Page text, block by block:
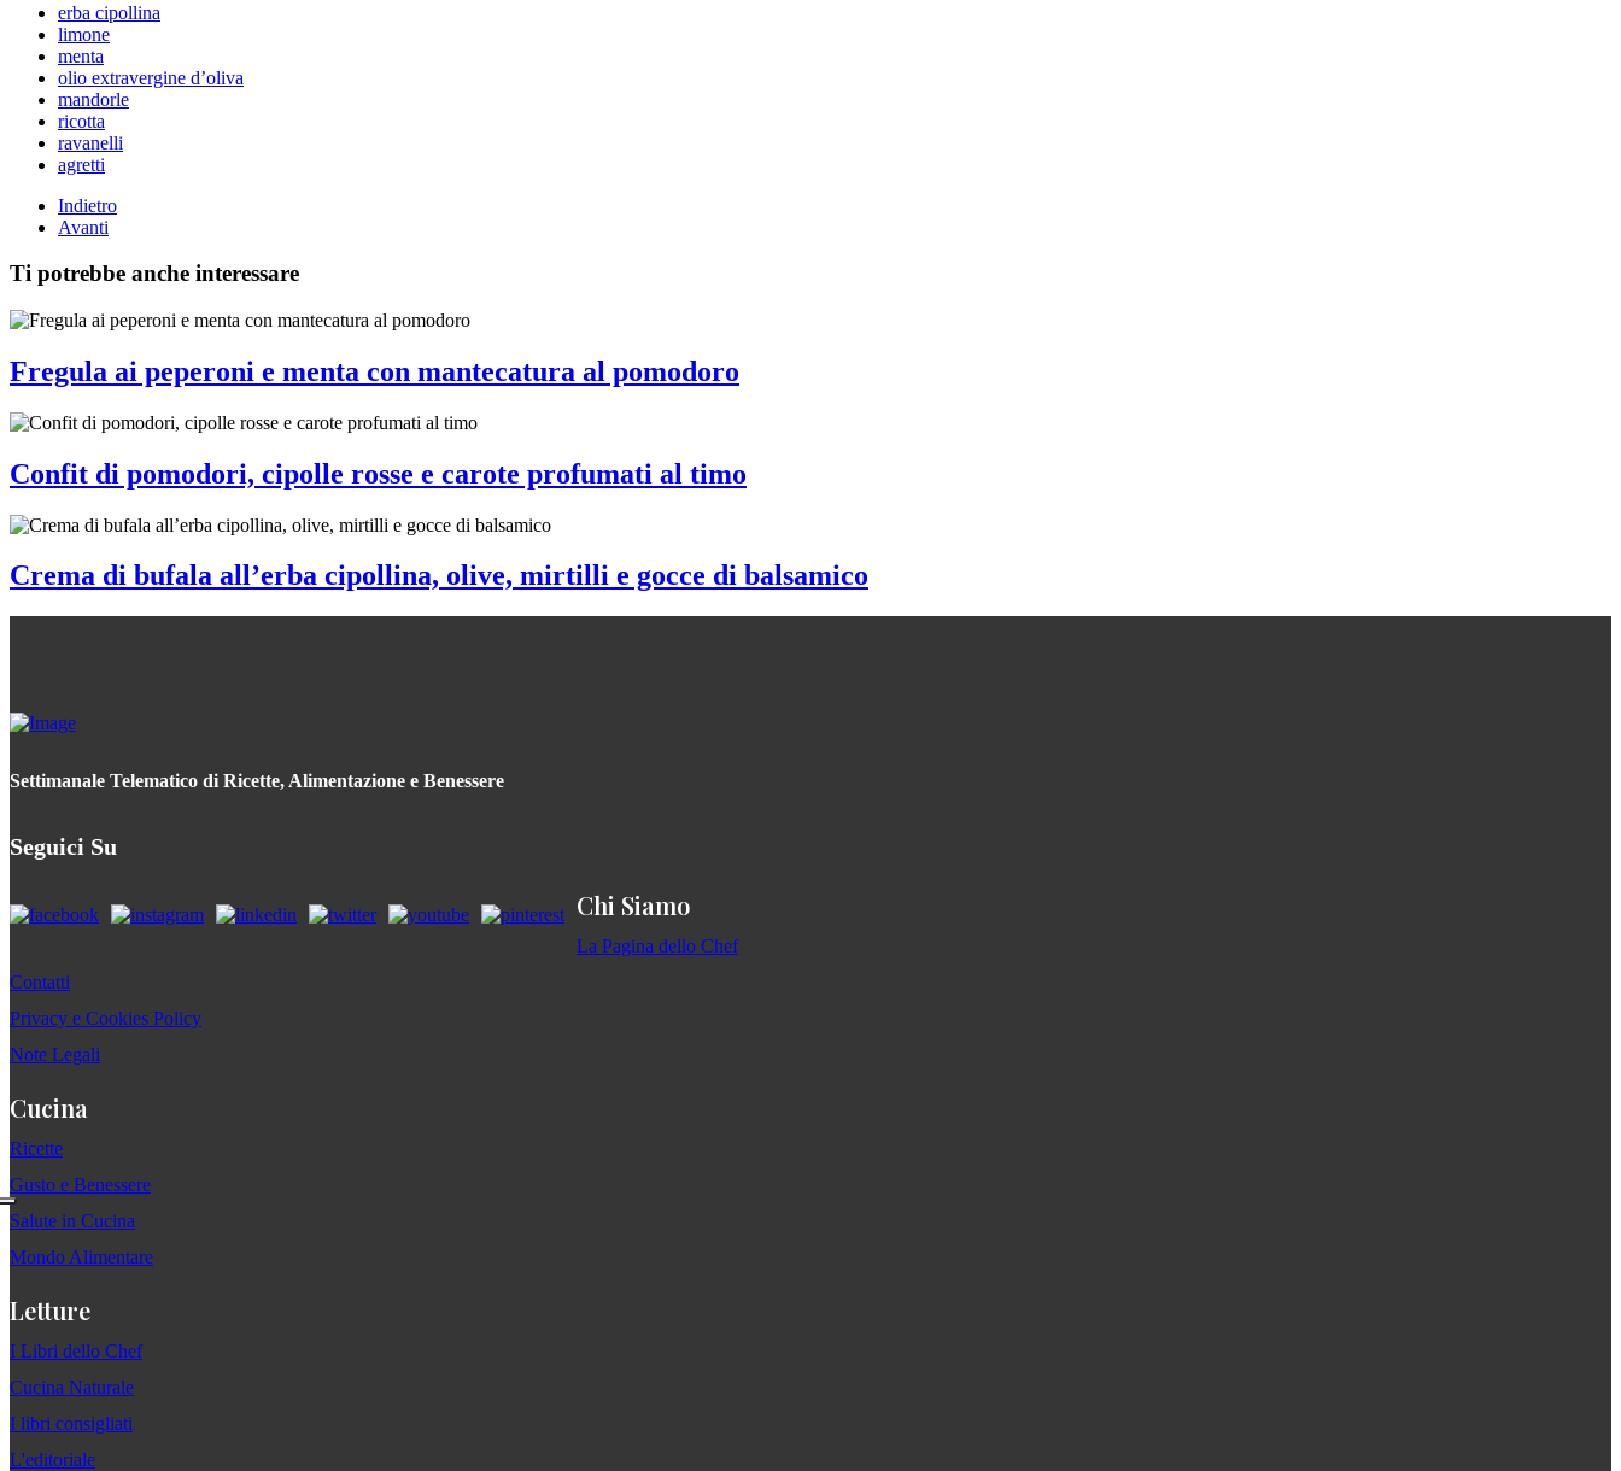
erba cipollina
limone
menta
olio extravergine d’oliva
mandorle
ricotta
ravanelli
agretti
Indietro
Avanti
Ti potrebbe anche interessare
Fregula ai peperoni e menta con mantecatura al pomodoro
Confit di pomodori, cipolle rosse e carote profumati al timo
Crema di bufala all’erba cipollina, olive, mirtilli e gocce di balsamico
Settimanale Telematico di Ricette, Alimentazione e Benessere
Seguici Su
Chi Siamo
La Pagina dello Chef
Contatti
Privacy e Cookies Policy
Note Legali
Cucina
Ricette
Gusto e Benessere
Salute in Cucina
Mondo Alimentare
Letture
I Libri dello Chef
Cucina Naturale
I libri consigliati
L'editoriale